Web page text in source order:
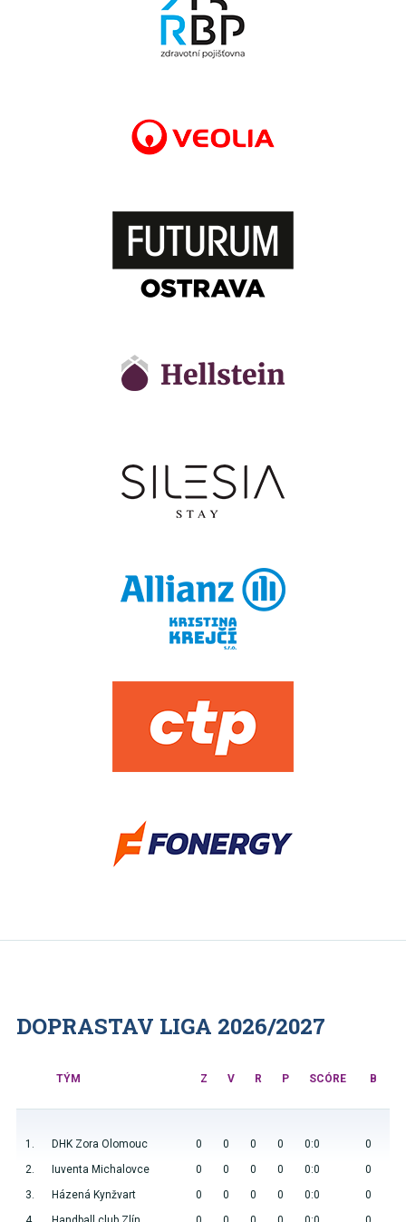
DOPRASTAV LIGA 2026/2027
TÝM Z V R P SCÓRE B
1. DHK Zora Olomouc 0 0 0 0 0:0
0
2.
Iuventa Michalovce 0 0 0 0 0:0
0
3.
Házená Kynžvart 0 0 0 0 0:0
0